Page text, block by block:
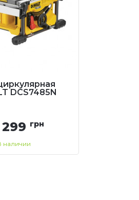
DCS7485N
грн
наличии